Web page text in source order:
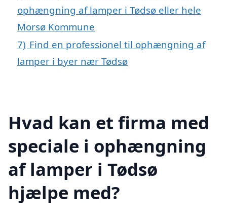
ophængning af lamper i Tødsø eller hele
Morsø Kommune
7) Find en professionel til ophængning af
lamper i byer nær Tødsø
Hvad kan et firma med
speciale i ophængning
af lamper i Tødsø
hjælpe med?